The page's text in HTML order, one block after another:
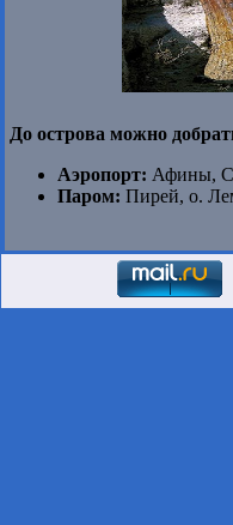
До острова можно
Аэропорт: Афины,
Паром: Пирей, о.